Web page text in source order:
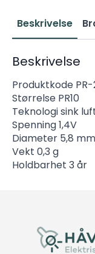
Beskrivelse
Beskrivelse
Produktkode
Størrelse PR10
Teknologi sink
Spenning 1,4V
Diameter 5,8 mm
Vekt 0,3 g
Holdbarhet 3 år